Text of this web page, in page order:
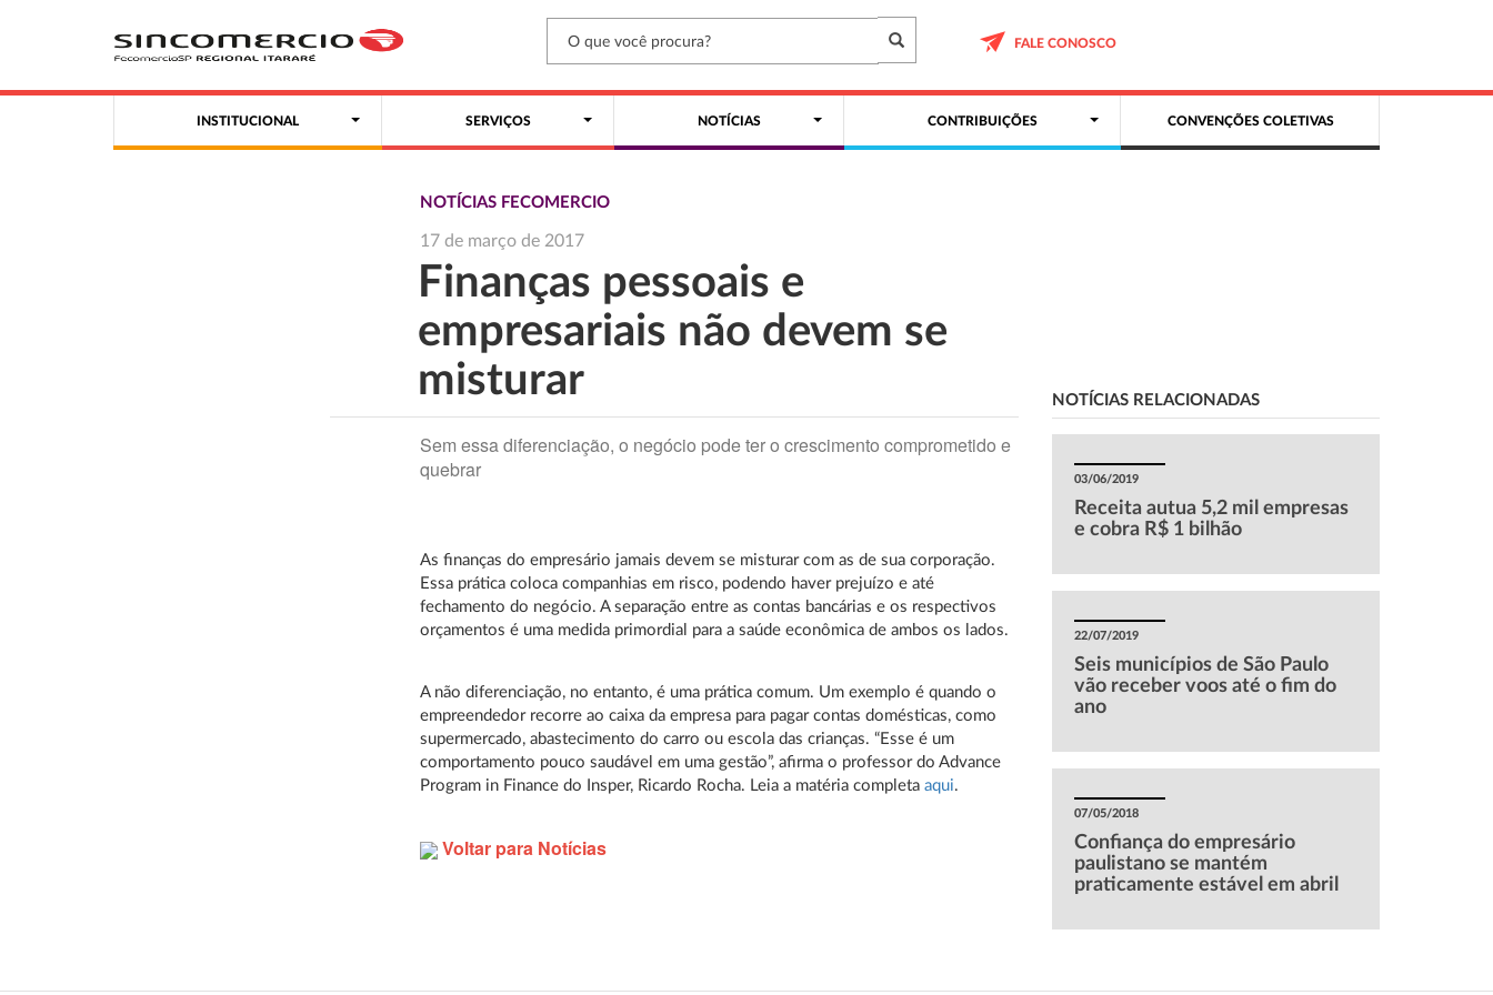
FALE CONOSCO
INSTITUCIONAL SERVIÇOS NOTÍCIAS CONTRIBUIÇÕES CONVENÇÕES COLETIVAS
NOTÍCIAS FECOMERCIO
17 de março de 2017
Finanças pessoais e
empresariais não devem se
misturar
Sem essa diferenciação, o negócio pode ter o crescimento comprometido e
quebrar
As finanças do empresário jamais devem se misturar com as de sua corporação.
Essa prática coloca companhias em risco, podendo haver prejuízo e até
fechamento do negócio. A separação entre as contas bancárias e os respectivos
orçamentos é uma medida primordial para a saúde econômica de ambos os lados.
A não diferenciação, no entanto, é uma prática comum. Um exemplo é quando o
empreendedor recorre ao caixa da empresa para pagar contas domésticas, como
supermercado, abastecimento do carro ou escola das crianças. “Esse é um
comportamento pouco saudável em uma gestão”, afirma o professor do Advance
Program in Finance do Insper, Ricardo Rocha. Leia a matéria completaaqui.
Voltar para Notícias
NOTÍCIAS RELACIONADAS
03/06/2019
Receita autua 5,2 mil empresas
e cobra R$ 1 bilhão
22/07/2019
Seis municípios de São Paulo
vão receber voos até o fim do
ano
07/05/2018
Confiança do empresário
paulistano se mantém
praticamente estável em abril